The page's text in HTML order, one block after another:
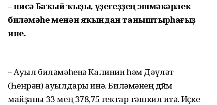
– Әнисә Баҡый ҡыҙы, үҙегеҙ­ҙең эшмәкәрлек
биләмәһе ме­нән яҡындан таныштырһағыҙ
ине.
– Ауыл биләмәһенә Калинин һәм Дәүләт
(Һеңрән) ауылдары инә. Биләмәнең дөйөм
майҙаны 33 мең 378,75 гектар тәшкил итә. Иҫке